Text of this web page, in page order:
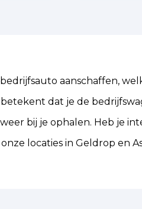
aanschaffen,
dat je de
bij je ophalen. Heb je
locaties in Geldrop en